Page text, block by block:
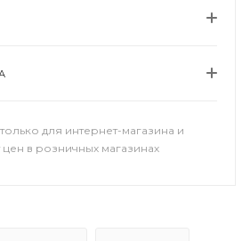
для интернет-магазина и
цен в розничных магазинах